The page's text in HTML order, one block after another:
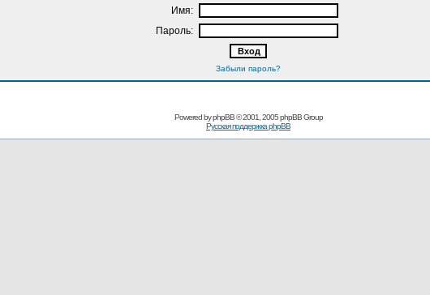
Имя:
Пароль:
Забыли пароль?
Powered byphpBB© 2001, 2005 phpBB Group
Русская поддержка phpBB